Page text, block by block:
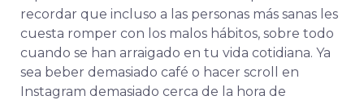
recordar que incluso a las personas más sanas les
cuesta romper con los malos hábitos, sobre todo
cuando se han arraigado en tu vida cotidiana. Ya
sea beber demasiado café o hacer scroll en
Instagram demasiado cerca de la hora de